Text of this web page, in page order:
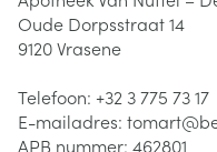
Oude Dorpsstraat 14
9120Vrasene
Telefoon: +32 3 775 73 17
E-mailadres: tomart@
APB nummer: 462801